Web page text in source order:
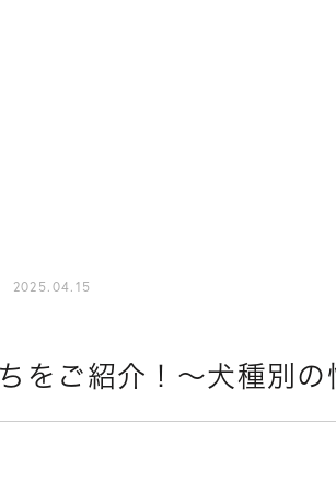
2025.04.15
をご紹介！〜犬種別